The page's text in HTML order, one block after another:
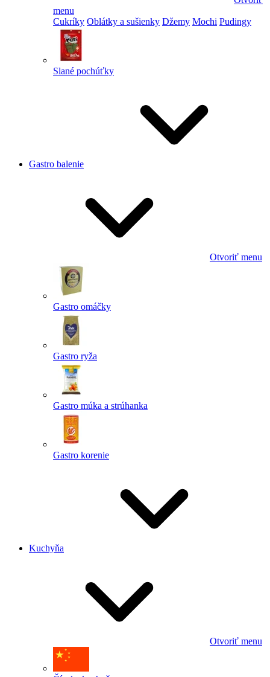
menu
Cukríky Oblátky a sušienky Džemy Mochi Pudingy
Slané pochúťky
Gastro balenie
Otvoriť menu
Gastro omáčky
Gastro ryža
Gastro múka a strúhanka
Gastro korenie
Kuchyňa
Otvoriť menu